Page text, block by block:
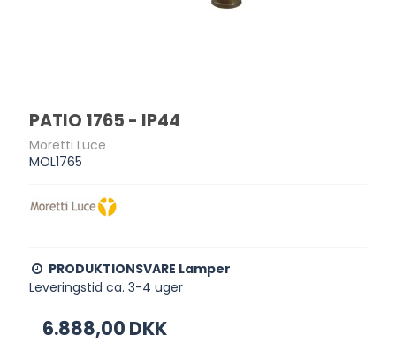
PATIO 1765 - IP44
Moretti Luce
MOL1765
PRODUKTIONSVARE Lamper
Leveringstid ca. 3-4 uger
6.888,00 DKK